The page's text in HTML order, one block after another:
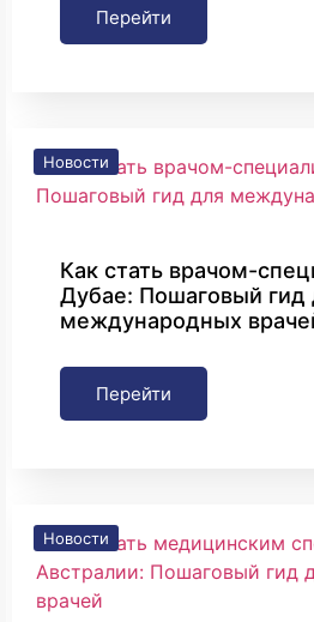
Перейти
Новости
Как стать врачом-
Дубае: Пошаговый гид
международных
Перейти
Новости